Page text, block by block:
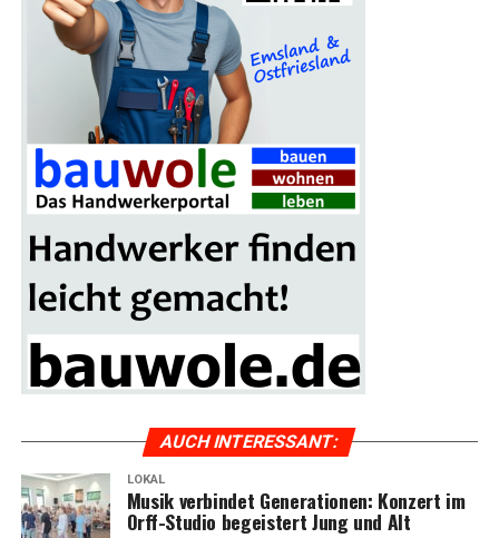
AUCH INTER­ES­SANT:
LOKAL
Musik ver­bin­det Gene­ra­tio­nen: Kon­zert im
Orff-Stu­dio begeis­tert Jung und Alt